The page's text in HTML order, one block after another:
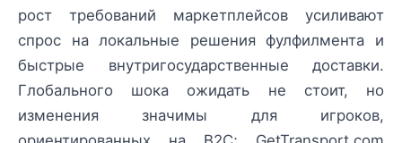
рост требований маркетплейсов усиливают
спрос на локальные решения фулфилмента и
быстрые внутригосударственные доставки.
Глобального шока ожидать не стоит, но
изменения значимы для игроков,